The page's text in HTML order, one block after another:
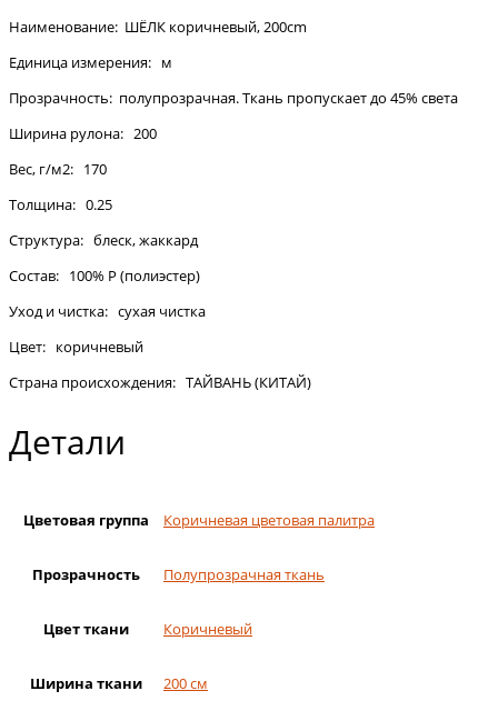
Наименование: ШЁЛК коричневый, 200cm
Единица измерения: м
Прозрачность: полупрозрачная. Ткань пропускает до 45% света
Ширина рулона: 200
Вес, г/м2: 170
Толщина: 0.25
Структура: блеск, жаккард
Состав: 100% P (полиэстер)
Уход и чистка: сухая чистка
Цвет: коричневый
Страна происхождения: ТАЙВАНЬ (КИТАЙ)
Детали
Цветовая группа Коричневая цветовая палитра
Прозрачность Полупрозрачная ткань
Цвет ткани Коричневый
Ширина ткани 200 см